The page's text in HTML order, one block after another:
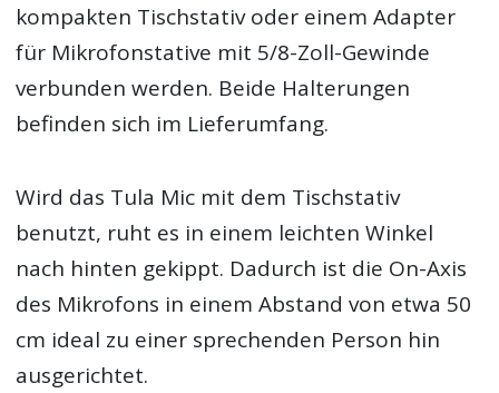
kompakten Tischstativ oder einem Adapter
für Mikrofonstative mit 5/8-Zoll-Gewinde
verbunden werden. Beide Halterungen
befinden sich im Lieferumfang.
Wird das Tula Mic mit dem Tischstativ
benutzt, ruht es in einem leichten Winkel
nach hinten gekippt. Dadurch ist die On-Axis
des Mikrofons in einem Abstand von etwa 50
cm ideal zu einer sprechenden Person hin
ausgerichtet.